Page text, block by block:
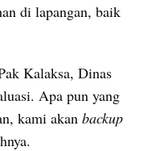
di lapangan, baik
Kalaksa, Dinas
Apa pun yang
kami akan backup